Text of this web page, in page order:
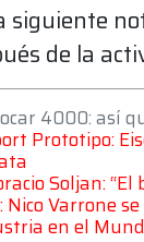
siguiente
de la
4000: así
Prototipo:
Soljan:
Nico Varrone
en el